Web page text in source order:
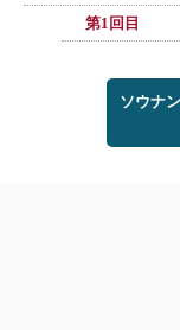
第1回目
ソウナ